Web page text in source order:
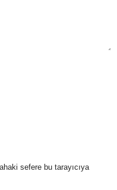
sefere bu tarayıcıya